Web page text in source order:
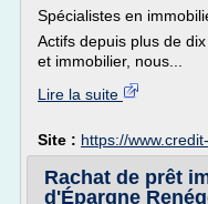
Spécialistes en
Actifs depuis plus de
et immobilier, nous...
Lire la suite
Site : https://
Rachat de prêt
d'Épargne